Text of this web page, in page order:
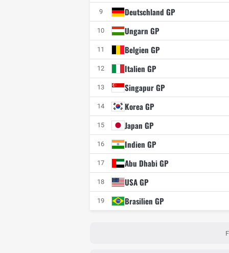
9 Deutschland GP
10 Ungarn GP
11 Belgien GP
12 Italien GP
13 Singapur GP
14 Korea GP
15 Japan GP
16 Indien GP
17 Abu Dhabi GP
18 USA GP
19 Brasilien GP